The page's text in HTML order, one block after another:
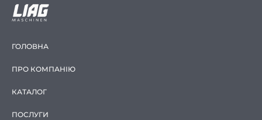
ГОЛОВНА
ПРО КОМПАНІЮ
КАТАЛОГ
ПОСЛУГИ